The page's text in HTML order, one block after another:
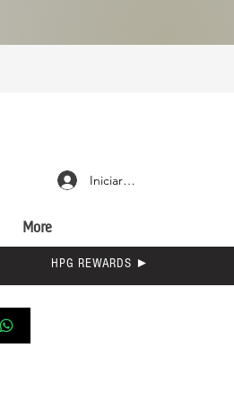
Iniciar sesión
More
HPG REWARDS ►